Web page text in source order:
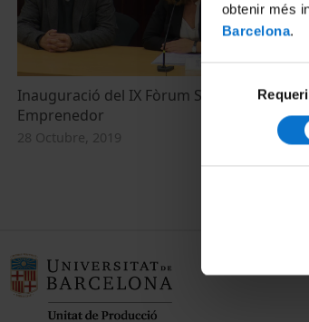
obtenir més
Barcelona.
de
consentiment
Inauguració del IX Fòrum Social i
Emprenedor
28 Octubre, 2019